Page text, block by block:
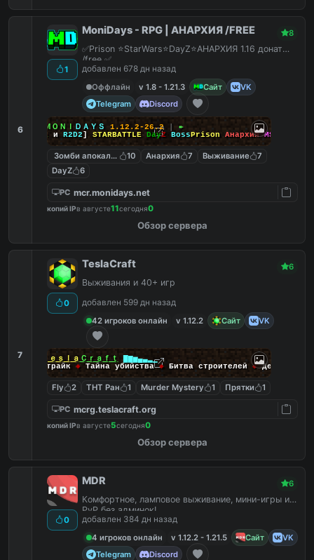
6
1
MoniDays - RPG | АНАРХИЯ /FREE 8
✅Prison ⭐StarWars⭐DayZ⭐АНАРХИЯ 1.16 донат
/free ✅
добавлен 678 дн назад
Оффлайн
v 1.8 - 1.21.3 Сайт
VK
Telegram
Discord
ＭＯＮＩ ＤＡＹＳ 1.12.2-26.2
↞
Йода и R2D2] STARBATTLE DayZ BossPrison АнархияMSO
Зомби апокалипсис
10 Анархия 7 Выживание
7
DayZ
6
PC mcr.monidays.net
копий IPв августе11сегодня0
Обзор сервера
7
0
TeslaCraft 6
Выживания и 40+ игр
добавлен 599 дн назад
42 игроков онлайн
v 1.12.2 Сайт VK
▁▂▃▄▅▆▇ Ｔｅｓｌａ Ｃｒａｆｔ
▇▆▅▄▃▂▁
Контр-Страйк ◆ Тайна убийства◆ Битва строителей◆ДезРан
Fly 2 ТНТ Ран 1 Murder Mystery 1 Прятки 1
PC mcrg.teslacraft.org
копий IPв августе5сегодня0
Обзор сервера
0
MDR 6
Комфортное, ламповое выживание, мини-игры и
PvP без админок!
добавлен 384 дн назад
4 игроков онлайн
v 1.12.2 - 1.21.5 Сайт
VK
Telegram
Discord